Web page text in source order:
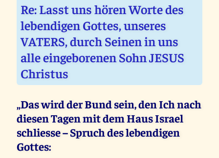
Re: Lasst uns hören Worte des
lebendigen Gottes, unseres
VATERS, durch Seinen in uns
alle eingeborenen Sohn JESUS
Christus
„Das wird der Bund sein, den Ich nach
diesen Tagen mit dem Haus Israel
schliesse – Spruch des lebendigen
Gottes: